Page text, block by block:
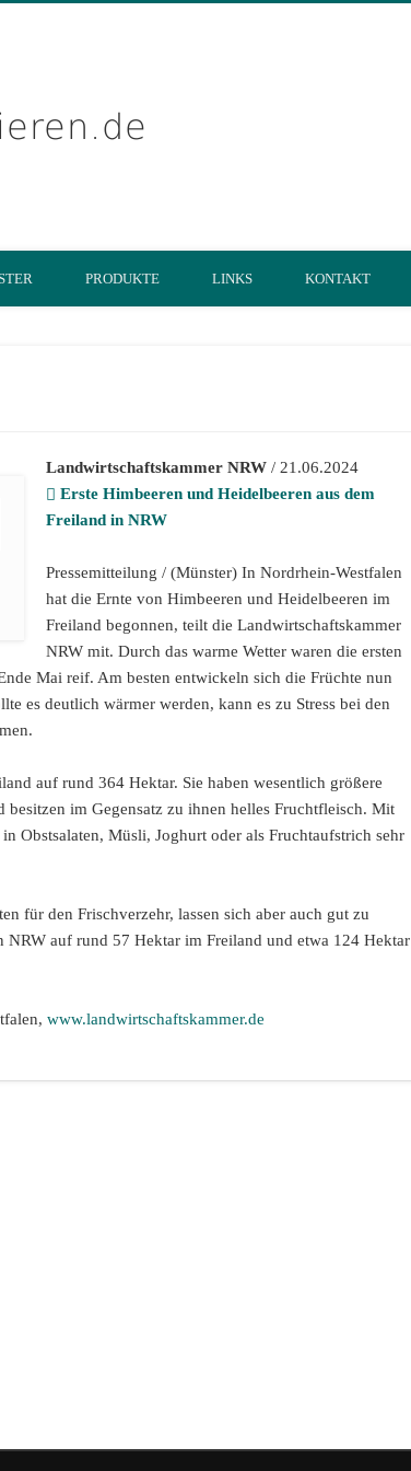
PRODUKTE LINKS KONTAKT
Landwirtschaftskammer NRW / 21.06.2024
Erste Himbeeren und Heidelbeeren aus dem
Freiland in NRW
Pressemitteilung / (Münster) In Nordrhein-Westfalen
hat die Ernte von Himbeeren und Heidelbeeren im
Freiland begonnen, teilt die Landwirtschaftskammer
NRW mit. Durch das warme Wetter waren die ersten
Mai reif. Am besten entwickeln sich die Früchte nun
es deutlich wärmer werden, kann es zu Stress bei den
auf rund 364 Hektar. Sie haben wesentlich größere
besitzen im Gegensatz zu ihnen helles Fruchtfleisch. Mit
Obstsalaten, Müsli, Joghurt oder als Fruchtaufstrich sehr
für den Frischverzehr, lassen sich aber auch gut zu
NRW auf rund 57 Hektar im Freiland und etwa 124 Hektar
www.landwirtschaftskammer.de